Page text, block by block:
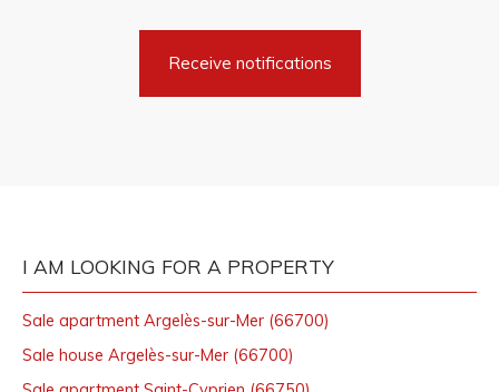
Receive notifications
I AM LOOKING FOR A PROPERTY
Sale apartment Argelès-sur-Mer (66700)
Sale house Argelès-sur-Mer (66700)